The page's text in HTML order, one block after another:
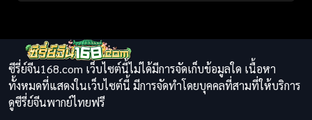
ซีรี่ย์จีน168.com เว็บไซต์นี้ไม่ได้มีการจัดเก็บข้อมูลใด เนื้อหา
ทั้งหมดที่แสดงในเว็บไซต์นี้ มีการจัดทำโดยบุคคลที่สามที่ให้บริการ
ดูซีรี่ย์จีนพากย์ไทยฟรี